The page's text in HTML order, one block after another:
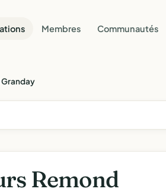
Membres Communautés
Remond